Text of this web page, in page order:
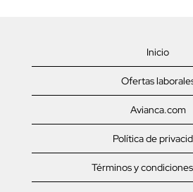
Inicio
Ofertas
Avianca.com
Política de
Términos y